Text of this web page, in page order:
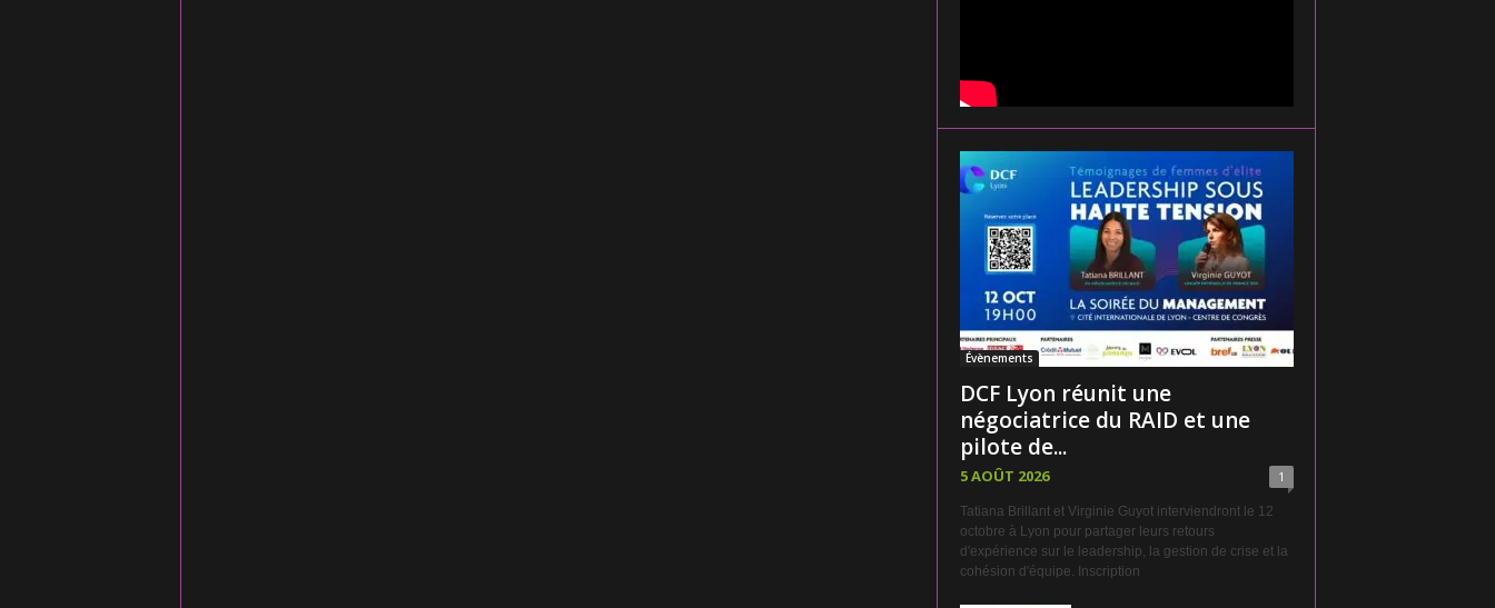
Évènements
DCF Lyon réunit une
négociatrice du RAID et une
pilote de...
5 AOÛT 2026 1
Tatiana Brillant et Virginie Guyot interviendront le 12
octobre à Lyon pour partager leurs retours
d'expérience sur le leadership, la gestion de crise et la
cohésion d'équipe. Inscription